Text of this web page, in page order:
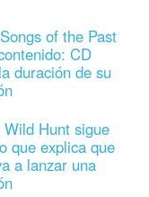
of the Past
CD
duración de su
Hunt sigue
que explica que
a lanzar una